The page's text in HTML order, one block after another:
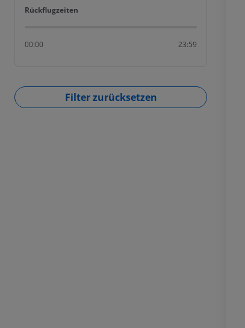
Rückflugzeiten
Rückflugzeiten
00:00 23:59
Filter zurücksetzen